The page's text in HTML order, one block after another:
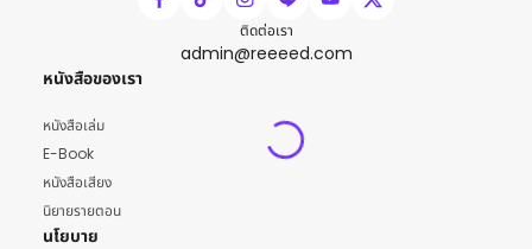
ติดต่อเรา
admin@reeeed.com
หนังสือของเรา
หนังสือเล่ม
E-Book
หนังสือเสียง
นิยายรายตอน
นโยบาย